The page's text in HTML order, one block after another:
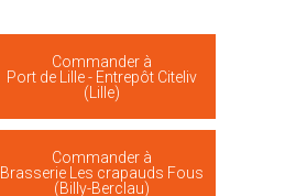
Commander à
Port de Lille - Entrepôt Citeliv
(Lille)
Commander à
Brasserie Les crapauds Fous
(Billy-Berclau)